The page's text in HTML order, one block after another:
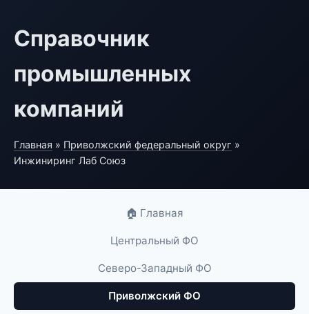
Справочник
промышленных
компаний
Главная » Приволжский федеральный округ »
Инжиниринг Лаб Союз
🏠 Главная
Центральный ФО
Северо-Западный ФО
Приволжский ФО